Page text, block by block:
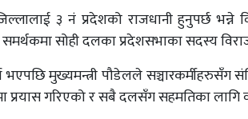
३ नं प्रदेशको राजधानी हुनुपर्छ
सोही दलका प्रदेशसभाका सदस्य विराज
भएपछि मुख्यमन्त्री पौडेलले सञ्चारकर्मीहरुसँग
गरिएको र सबै दलसँग सहमतिका लागि